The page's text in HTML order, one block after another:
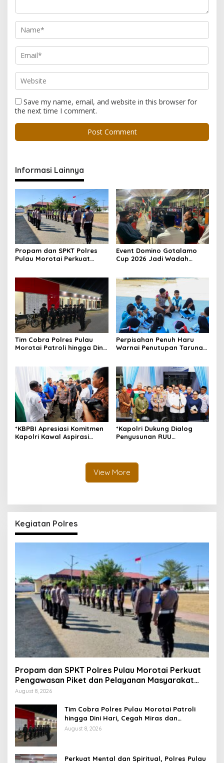
Save my name, email, and website in this browser for
the next time I comment.
Informasi Lainnya
Propam dan SPKT Polres
Pulau Morotai Perkuat
Selama 1×24 Jam
Event Domino Gotalamo
Cup 2026 Jadi Wadah
Morotai
Tim Cobra Polres Pulau
Morotai Patroli hingga Dini
Perpisahan Penuh Haru
Warnai Penutupan Taruna
*KBPBI Apresiasi Komitmen
Kapolri Kawal Aspirasi
*Kapolri Dukung Dialog
Penyusunan RUU
View More
Kegiatan Polres
Propam dan SPKT Polres Pulau Morotai Perkuat
Pengawasan Piket dan Pelayanan Masyarakat
Selama 1×24 Jam
August 8, 2026
Tim Cobra Polres Pulau Morotai Patroli
hingga Dini Hari, Cegah Miras dan
Gangguan Kamtibmas
August 8, 2026
Perkuat Mental dan Spiritual, Polres Pulau